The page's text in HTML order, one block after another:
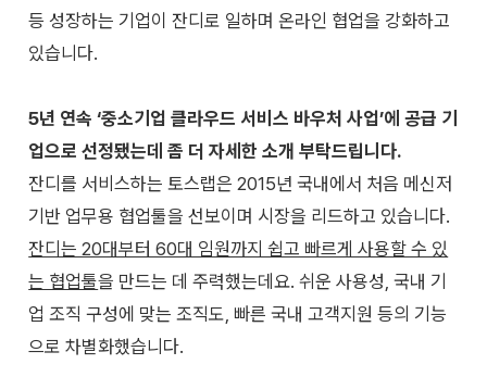
등 성장하는 기업이 잔디로 일하며 온라인 협업을 강화하고
있습니다.
5년 연속 ‘중소기업 클라우드 서비스 바우처 사업’에 공급 기
업으로 선정됐는데 좀 더 자세한 소개 부탁드립니다.
잔디를 서비스하는 토스랩은 2015년 국내에서 처음 메신저
기반 업무용 협업툴을 선보이며 시장을 리드하고 있습니다.
잔디는 20대부터 60대 임원까지 쉽고 빠르게 사용할 수 있
는 협업툴을 만드는 데 주력했는데요. 쉬운 사용성, 국내 기
업 조직 구성에 맞는 조직도, 빠른 국내 고객지원 등의 기능
으로 차별화했습니다.